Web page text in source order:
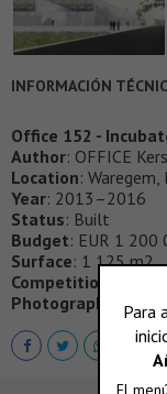
INFORMACIÓN
Office 152 -
Author: OFFICE
Location: Waregem,
Year: 2013–2016
Status: Built
Budget: EUR 1 200
Surface: 1 125 m2
Competition
Photography
: Bas